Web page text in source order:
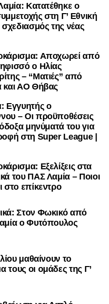
Κατατέθηκε ο
στη Γ’ Εθνική
της νέας
Αποχωρεί από
ο Ηλίας
– “Ματιές” από
και ΑΟ Θήβας
Εγγυητής ο
– Οι προϋποθέσεις
μηνύματά του για
στη Super League |
Εξελίξεις στα
του ΠΑΣ Λαμία – Ποιοι
στο επίκεντρο
Στον Φωκικό από
ο Φυτόπουλος
μαθαίνουν το
τους οι ομάδες της Γ’